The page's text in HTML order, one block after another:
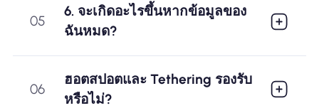
05
6. จะเกิดอะไรขึ้นหากข้อมูลของ
ฉันหมด?
06
ฮอตสปอตและ Tethering รองรับ
หรือไม่?